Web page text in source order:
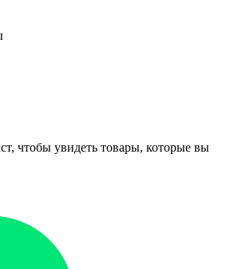
чтобы увидеть товары, которые вы